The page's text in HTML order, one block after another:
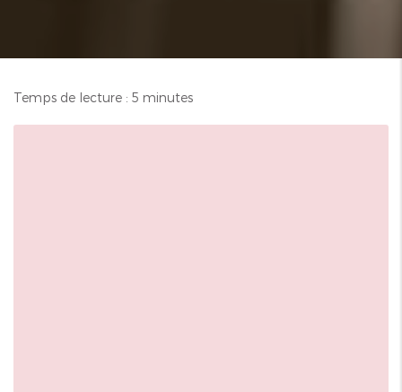
Temps de lecture : 5 minutes